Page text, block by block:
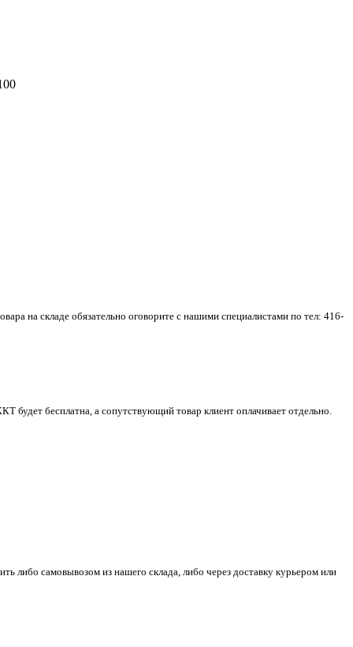
на складе обязательно оговорите с нашими специалистами по тел: 416-
бесплатна, а сопутствующий товар клиент оплачивает отдельно.
либо самовывозом из нашего склада, либо через доставку курьером или